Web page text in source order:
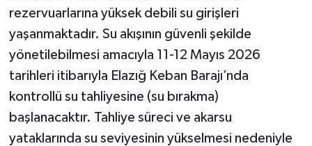
rezervuarlarına yüksek debili su girişleri
yaşanmaktadır. Su akışının güvenli şekilde
yönetilebilmesi amacıyla 11-12 Mayıs 2026
tarihleri itibarıyla Elazığ Keban Barajı’nda
kontrollü su tahliyesine (su bırakma)
başlanacaktır. Tahliye süreci ve akarsu
yataklarında su seviyesinin yükselmesi nedeniyle